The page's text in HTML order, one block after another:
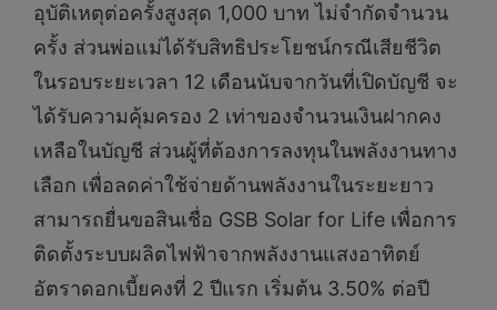
อุบัติเหตุต่อครั้งสูงสุด 1,000 บาท ไม่จำกัดจำนวน
ครั้ง ส่วนพ่อแม่ได้รับสิทธิประโยชน์กรณีเสียชีวิต
ในรอบระยะเวลา 12 เดือนนับจากวันที่เปิดบัญชี จะ
ได้รับความคุ้มครอง 2 เท่าของจำนวนเงินฝากคง
เหลือในบัญชี ส่วนผู้ที่ต้องการลงทุนในพลังงานทาง
เลือก เพื่อลดค่าใช้จ่ายด้านพลังงานในระยะยาว
สามารถยื่นขอสินเชื่อ GSB Solar for Life เพื่อการ
ติดตั้งระบบผลิตไฟฟ้าจากพลังงานแสงอาทิตย์
อัตราดอกเบี้ยคงที่ 2 ปีแรก เริ่มต้น 3.50% ต่อปี